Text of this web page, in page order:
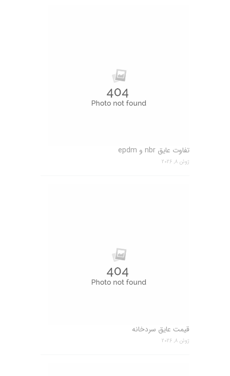
تفاوت عایق nbr و epdm
ژوئن 8, 2026
قیمت عایق سردخانه
ژوئن 8, 2026